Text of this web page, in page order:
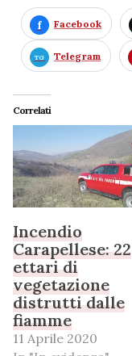
Facebook
Telegram
Correlati
Incendio
Carapellese: 22
ettari di
vegetazione
distrutti dalle
fiamme
11 Aprile 2020